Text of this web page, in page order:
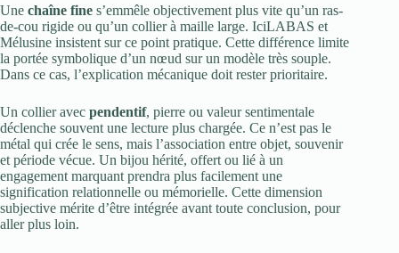
Une chaîne fine s’emmêle objectivement plus vite qu’un ras-
de-cou rigide ou qu’un collier à maille large. IciLABAS et
Mélusine insistent sur ce point pratique. Cette différence limite
la portée symbolique d’un nœud sur un modèle très souple.
Dans ce cas, l’explication mécanique doit rester prioritaire.
Un collier avec pendentif, pierre ou valeur sentimentale
déclenche souvent une lecture plus chargée. Ce n’est pas le
métal qui crée le sens, mais l’association entre objet, souvenir
et période vécue. Un bijou hérité, offert ou lié à un
engagement marquant prendra plus facilement une
signification relationnelle ou mémorielle. Cette dimension
subjective mérite d’être intégrée avant toute conclusion, pour
aller plus loin.